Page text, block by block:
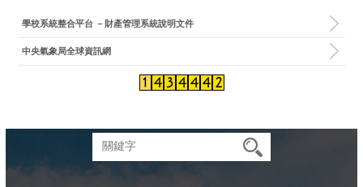
學校系統整合平台 －財產管理系統說明文件
中央氣象局全球資訊網